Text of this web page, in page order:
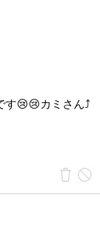
す😢😢カミさん⤴️